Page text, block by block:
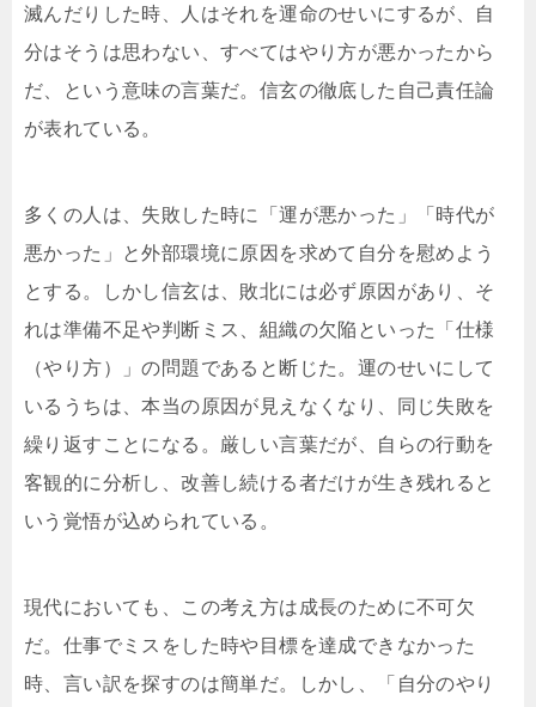
滅んだりした時、人はそれを運命のせいにするが、自
分はそうは思わない、すべてはやり方が悪かったから
だ、という意味の言葉だ。信玄の徹底した自己責任論
が表れている。
多くの人は、失敗した時に「運が悪かった」「時代が
悪かった」と外部環境に原因を求めて自分を慰めよう
とする。しかし信玄は、敗北には必ず原因があり、そ
れは準備不足や判断ミス、組織の欠陥といった「仕様
（やり方）」の問題であると断じた。運のせいにして
いるうちは、本当の原因が見えなくなり、同じ失敗を
繰り返すことになる。厳しい言葉だが、自らの行動を
客観的に分析し、改善し続ける者だけが生き残れると
いう覚悟が込められている。
現代においても、この考え方は成長のために不可欠
だ。仕事でミスをした時や目標を達成できなかった
時、言い訳を探すのは簡単だ。しかし、「自分のやり